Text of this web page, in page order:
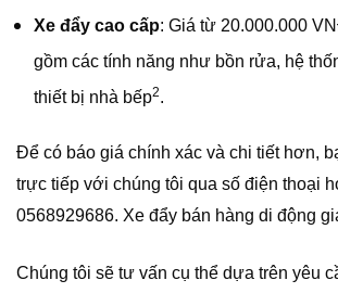
Xe đẩy cao cấp: Giá từ 20.000.000
gồm các tính năng như bồn rửa, hệ
thiết bị nhà bếp2.
Để có báo giá chính xác và chi tiết hơn,
trực tiếp với chúng tôi qua số điện thoại
0568929686. Xe đẩy bán hàng di động
Chúng tôi sẽ tư vấn cụ thể dựa trên yêu